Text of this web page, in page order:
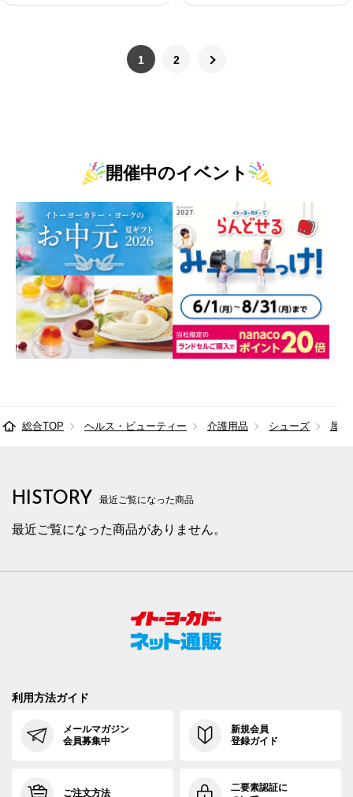
1 2
開催中のイベント
総合TOP ヘルス・ビューティー 介護用品 シューズ 屋外
HISTORY 最近ご覧になった商品
最近ご覧になった商品がありません。
利用方法ガイド
メールマガジン
会員募集中
新規会員
登録ガイド
ご注文方法
二要素認証に